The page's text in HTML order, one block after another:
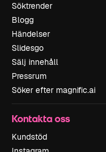
Söktrender
Blogg
Händelser
Slidesgo
Sälj innehåll
Pressrum
Söker efter magnific.ai
Kontakta oss
Kundstöd